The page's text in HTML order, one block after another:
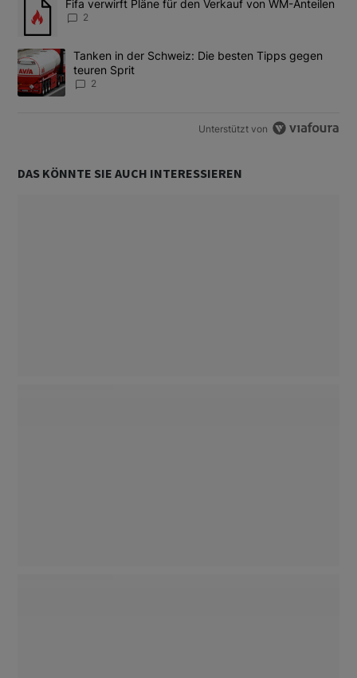
Ein Trendartikel mit dem Titel "Fifa verwirft Pläne für den
Fifa verwirft Pläne für den Verkauf von WM-Anteilen
2
Ein Trendartikel mit dem Titel "Tanken in der Schweiz: Die
Tanken in der Schweiz: Die besten Tipps gegen
teuren Sprit
2
Unterstützt von
DAS KÖNNTE SIE AUCH INTERESSIEREN